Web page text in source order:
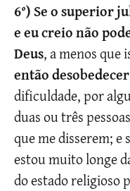
6°) Se o superior
e eu creio não
Deus, a menos que
então desobedecer
dificuldade, por
duas ou três
que me disserem; e
estou muito longe
do estado religioso